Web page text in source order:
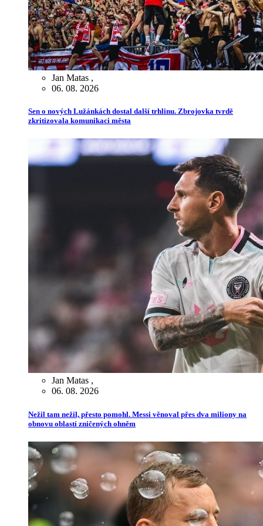
Jan Matas ,
06. 08. 2026
Sen o nových Lužánkách dostal další trhlinu. Zbrojovka tvrdě
zkritizovala komunikaci města
Jan Matas ,
06. 08. 2026
Nežil tam nežil, přesto pomohl. Messi věnoval přes dva miliony na
obnovu oblastí zničených ohněm